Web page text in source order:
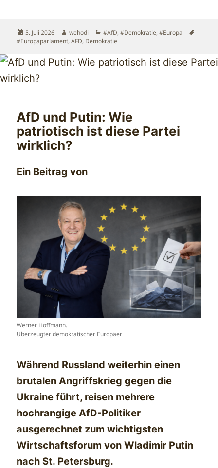
Veröffentlicht
am
5. Juli 2026 Autor
wehodi Kategorien
#AfD,#Demokratie,#Europa
#Europaparlament,AFD, Demokratie
AfD und Putin: Wie
patriotisch ist diese Partei
wirklich?
Ein Beitrag von
Werner Hoffmann.
Überzeugter demokratischer Europäer
Während Russland weiterhin einen
brutalen Angriffskrieg gegen die
Ukraine führt, reisen mehrere
hochrangige AfD-Politiker
ausgerechnet zum wichtigsten
Wirtschaftsforum von Wladimir Putin
nach St. Petersburg.